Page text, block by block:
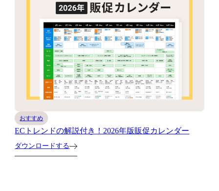
おすすめ
ECトレンドの解説付き！2026年版販促カレンダー
ダウンロードする